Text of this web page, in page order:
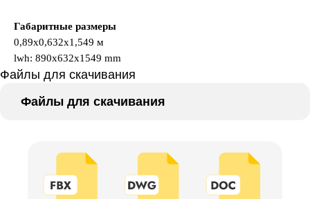
Габаритные размеры
0,89х0,632х1,549 м
lwh: 890x632x1549 mm
Файлы для скачивания
Файлы для скачивания